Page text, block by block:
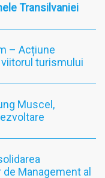
Transilvaniei
– Acțiune
turismului
Muscel,
Management al